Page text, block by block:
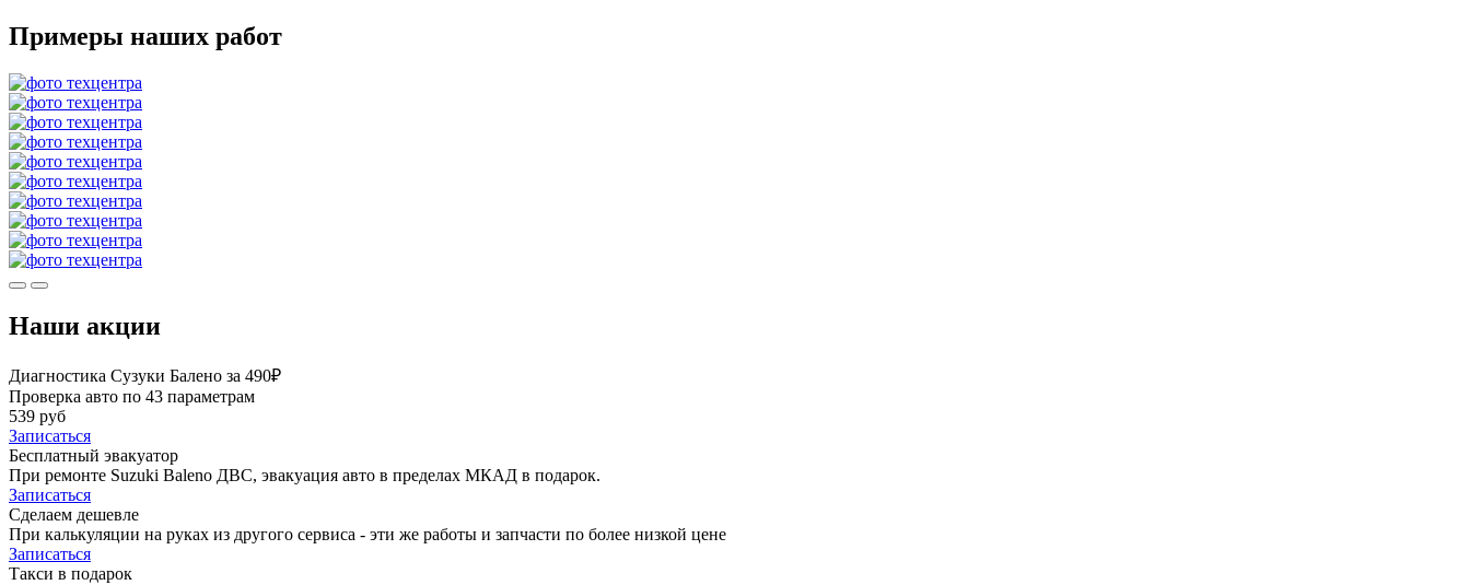
Примеры наших работ
Наши акции
Диагностика Сузуки Балено за 490₽
Проверка авто по 43 параметрам
539 руб
Записаться
Бесплатный эвакуатор
При ремонте Suzuki Baleno ДВС, эвакуация авто в пределах МКАД в подарок.
Записаться
Сделаем дешевле
При калькуляции на руках из другого сервиса - эти же работы и запчасти по более низкой цене
Записаться
Такси в подарок